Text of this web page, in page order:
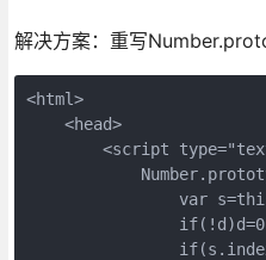
解决方案：重写
<html>
    <head>
<script
var